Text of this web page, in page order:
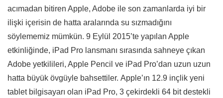
acımadan bitiren Apple, Adobe ile son zamanlarda iyi bir
ilişki içerisin de hatta aralarında su sızmadığını
söylememiz mümkün. 9 Eylül 2015’te yapılan Apple
etkinliğinde, iPad Pro lansmanı sırasında sahneye çıkan
Adobe yetkilileri, Apple Pencil ve iPad Pro’dan uzun uzun
hatta büyük övgüyle bahsettiler. Apple’ın 12.9 inçlik yeni
tablet bilgisayarı olan iPad Pro, 3 çekirdekli 64 bit destekli